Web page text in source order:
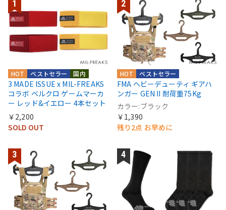
国内
ベストセラー
HOT
3 MADE ISSUE x MIL-FREAKS
コラボ ベルクロ ゲームマーカ
ー レッド&イエロー 4本セット
￥2,200
SOLD OUT
ベストセラー
HOT
FMA ヘビーデューティ ギアハ
ンガー GEN II 耐荷重75Kg
カラー:ブラック
￥1,390
残り2点 お早めに